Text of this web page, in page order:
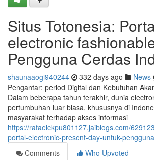
Situs Totonesia:
electronic
Pengguna Cerdas
shaunaaogi940244 332 days ago News
Pengantar: period Digital dan Kebutuhan
Dalam beberapa tahun terakhir, dunia
pertumbuhan luar biasa, khususnya di
masyarakat terhadap akses informasi
https://rafaelckpu801127.jaiblogs.com/
portal-electronic-present-day-untuk-
Comments
Who Upvoted